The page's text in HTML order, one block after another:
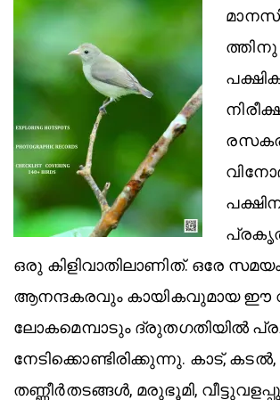
ത്തിനു
ഒരു കിളിവാതിലാണിത്. ഒരേ
ആനന്ദകരവും കായികവുമായ ഈ
ലോകമെമ്പാടും ദ്രുതഗതിയിൽ
നേടിക്കൊണ്ടിരിക്കുന്നു. കാട്, കടൽ,
തണ്ണീർതടങ്ങൾ, മരുഭൂമി,